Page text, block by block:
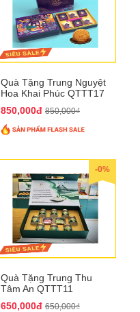
Quà Tặng Trung Nguyệt
Hoa Khai Phúc QTTT17
850,000đ 850,000₫
-0%
Quà Tặng Trung Thu
Tâm An QTTT11
650,000đ 650,000₫